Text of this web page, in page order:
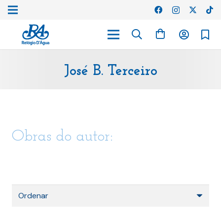
José B. Terceiro
Obras do autor: